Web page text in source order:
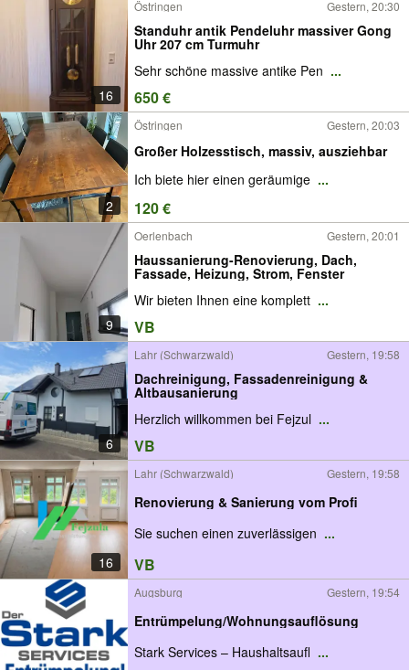
16
Östringen Gestern, 20:30
Standuhr antik Pendeluhr massiver Gong
Uhr 207 cm Turmuhr
Sehr schöne massive antike Pen ...
650 €
2
Östringen Gestern, 20:03
Großer Holzesstisch, massiv, ausziehbar
Ich biete hier einen geräumige ...
120 €
9
Oerlenbach Gestern, 20:01
Haussanierung-Renovierung, Dach,
Fassade, Heizung, Strom, Fenster
Wir bieten Ihnen eine komplett ...
VB
6
Lahr (Schwarzwald) Gestern, 19:58
Dachreinigung, Fassadenreinigung &
Altbausanierung
Herzlich willkommen bei Fejzul ...
VB
16
Lahr (Schwarzwald) Gestern, 19:58
Renovierung & Sanierung vom Profi
Sie suchen einen zuverlässigen ...
VB
Augsburg Gestern, 19:54
Entrümpelung/Wohnungsauflösung
Stark Services – Haushaltsaufl ...